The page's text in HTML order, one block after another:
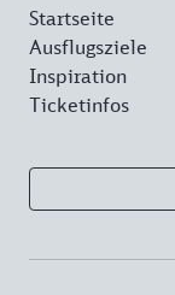
Startseite
Ausflugsziele
Inspiration
Ticketinfos